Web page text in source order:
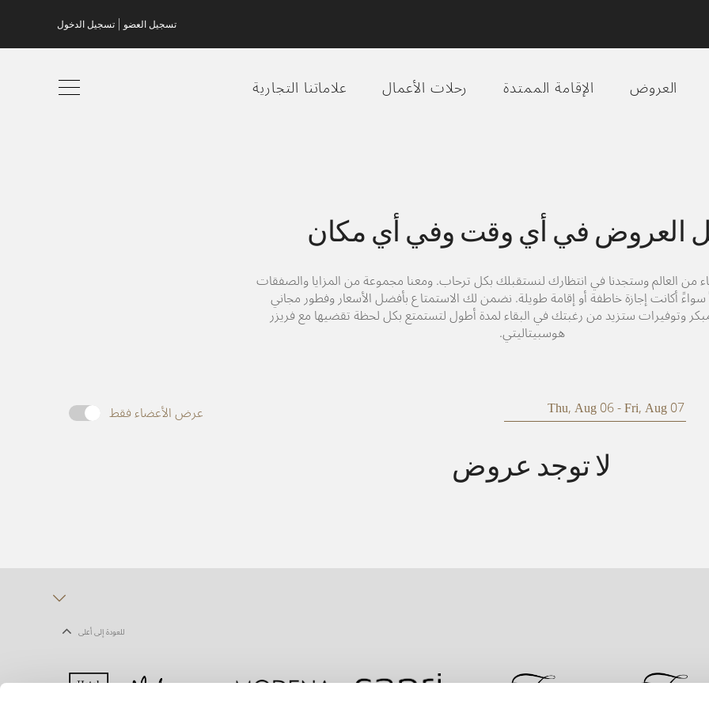
تسجيل العضو تسجيل الدخول
العروض الإقامة الممتدة رحلات الأعمال علاماتنا التجارية
العروض في أي وقت وفي أي مكان
من العالم وستجدنا في انتظارك لنستقبلك بكل ترحاب. ومعنا مجموعة من المزايا والصفقات
سواءً أكانت إجازة خاطفة أو إقامة طويلة. نضمن لك الاستمتاع بأفضل الأسعار وفطور مجاني
وتوفيرات ستزيد من رغبتك في البقاء لمدة أطول لتستمتع بكل لحظة تقضيها مع فريزر
هوسبيتاليتي.
عرض الأعضاء فقط
لا توجد عروض
للعودة إلى أعلى